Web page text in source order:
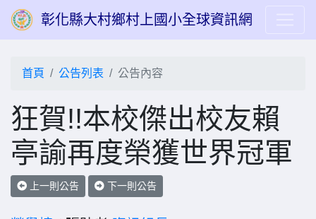
彰化縣大村鄉村上國小全球資訊網
首頁 公告列表 公告內容
狂賀!!本校傑出校友賴
亭諭再度榮獲世界冠軍
上一則公告 下一則公告